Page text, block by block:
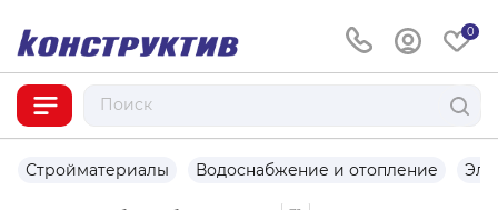
0
Стройматериалы Водоснабжение и отопление